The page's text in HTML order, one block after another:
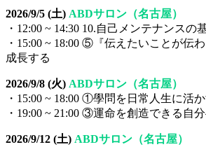
2026/9/5 (土) ABDサロン（名古屋）
・12:00 ~ 14:30 10.自己メンテナンスの
・15:00 ~ 18:00 ⑤『伝えたいことが伝
成長する
2026/9/8 (火) ABDサロン（名古屋）
・15:00 ~ 18:00 ①學問を日常人生に活
・19:00 ~ 21:00 ③運命を創造できる自
2026/9/12 (土) ABDサロン（名古屋）